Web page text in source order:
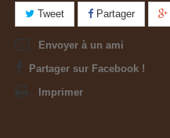
Tweet Partager
Envoyer à un ami
Partager sur Facebook !
Imprimer